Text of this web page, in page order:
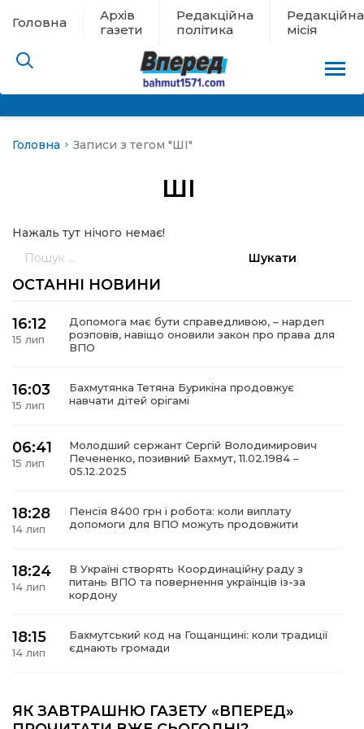
Головна
Архів
газети
Редакційна
політика
Редакційна
місія
новини
політика
місія
Головна Записи з тегом "ШІ"
ШІ
Нажаль тут нічого немає!
ОСТАННІ НОВИНИ
16:12
15 лип
Допомога має бути справедливою, – нардеп
розповів, навіщо оновили закон про права для
ВПО
16:03
15 лип
Бахмутянка Тетяна Бурикіна продовжує
навчати дітей орігамі
06:41
15 лип
Молодший сержант Сергій Володимирович
Печененко, позивний Бахмут, 11.02.1984 –
05.12.2025
18:28
14 лип
Пенсія 8400 грн і робота: коли виплату
допомоги для ВПО можуть продовжити
18:24
14 лип
В Україні створять Координаційну раду з
питань ВПО та повернення українців із-за
кордону
18:15
14 лип
Бахмутський код на Гощанщині: коли традиції
єднають громади
10 лип
ЯК ЗАВТРАШНЮ ГАЗЕТУ «ВПЕРЕД»